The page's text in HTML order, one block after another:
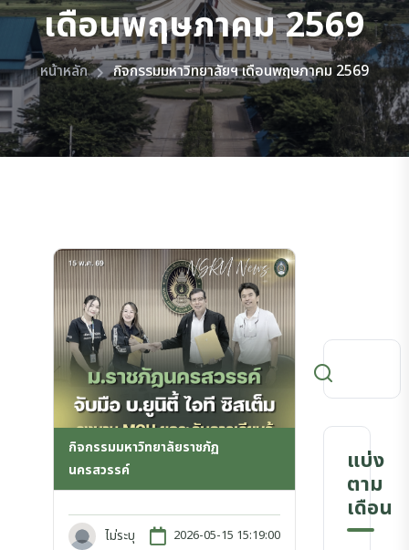
เดือนพฤษภาคม 2569
หน้าหลัก กิจกรรมมหาวิทยาลัยฯ เดือนพฤษภาคม 2569
กิจกรรมมหาวิทยาลัยราชภัฏ
นครสวรรค์
ไม่ระบุ 2026-05-15 15:19:00
แบ่ง
ตาม
เดือน